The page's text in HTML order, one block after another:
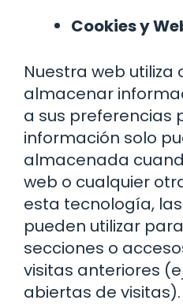
Cookies y
Nuestra web utiliza
almacenar
a sus preferencias
información solo
almacenada
web o cualquier
esta tecnología,
pueden utilizar
secciones o
visitas anteriores
abiertas de visitas).